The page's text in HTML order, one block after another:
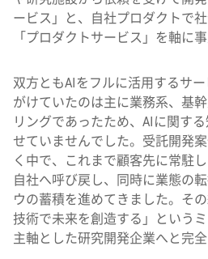
ービス」と、自社プロダクトで
「プロダクトサービス」を軸に
双方ともAIをフルに活用するサ
がけていたのは主に業務系、基
リングであったため、AIに関す
せていませんでした。受託開発
く中で、これまで顧客先に常駐
自社へ呼び戻し、同時に業態の
ウの蓄積を進めてきました。そ
技術で未来を創造する」という
主軸とした研究開発企業へと完